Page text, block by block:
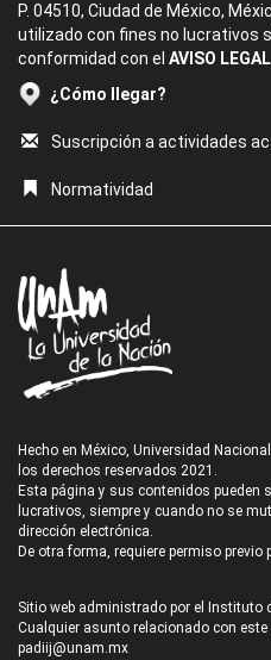
P. 04510, Ciudad de México,
utilizado con fines no lucrativos
conformidad con el AVISO
¿Cómo llegar?
Suscripción a actividades
Normatividad
Hecho en México, Universidad
los derechos reservados 2021.
Esta página y sus contenidos pueden
lucrativos, siempre y cuando no se
dirección electrónica.
De otra forma, requiere permiso previo
Sitio web administrado por el Instituto
Cualquier asunto relacionado con
padiij@unam.mx